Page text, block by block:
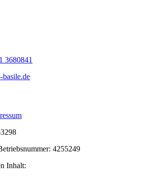
3680841
basile.de
4255249
Inhalt: